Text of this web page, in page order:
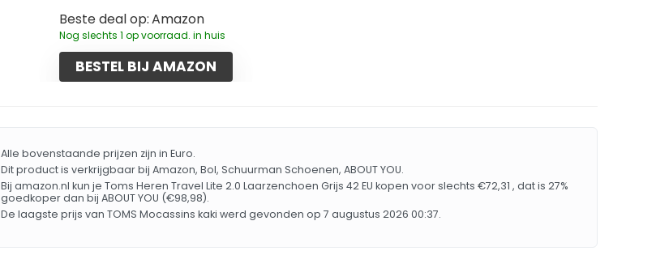
Beste deal op: Amazon
Nog slechts 1 op voorraad. in huis
BESTEL BIJ AMAZON
Alle bovenstaande prijzen zijn in Euro.
Dit product is verkrijgbaar bij Amazon, Bol, Schuurman Schoenen, ABOUT YOU.
Bij amazon.nl kun je Toms Heren Travel Lite 2.0 Laarzenchoen Grijs 42 EU kopen voor slechts €72,31 , dat is 27%
goedkoper dan bij ABOUT YOU (€98,98).
De laagste prijs van TOMS Mocassins kaki werd gevonden op 7 augustus 2026 00:37.